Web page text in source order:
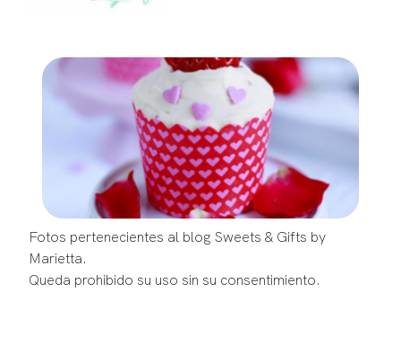
Fotos pertenecientes al blog Sweets & Gifts by
Marietta.
Queda prohibido su uso sin su consentimiento.